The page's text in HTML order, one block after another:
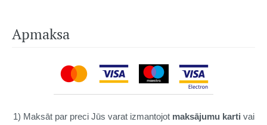
Apmaksa
1) Maksāt par preci Jūs varat izmantojot maksājumu karti vai